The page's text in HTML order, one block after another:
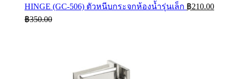
HINGE (GC-506) ตัวหนีบกระจกห้องน้ำรุ่นเล็ก ฿210.00
฿350.00